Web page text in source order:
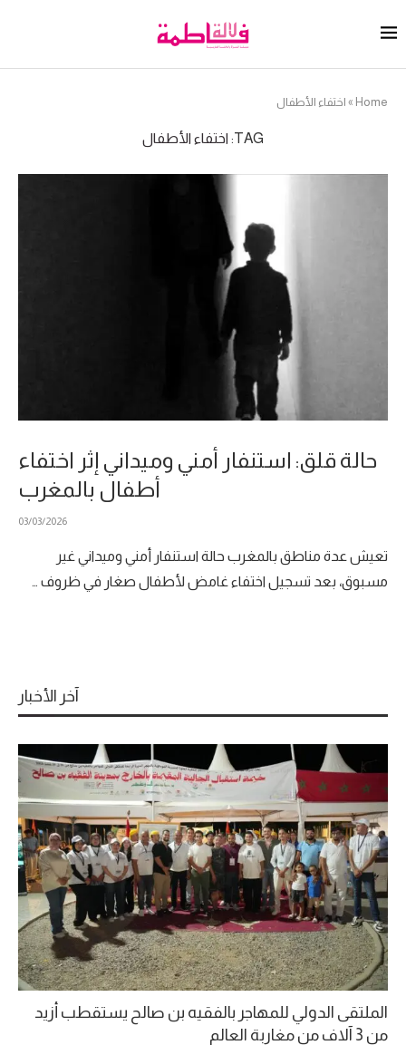
Home
» اختفاء الأطفال
TAG: اختفاء الأطفال
حالة قلق: استنفار أمني وميداني إثر اختفاء
أطفال بالمغرب
03/03/2026
تعيش عدة مناطق بالمغرب حالة استنفار أمني وميداني غير
مسبوق، بعد تسجيل اختفاء غامض لأطفال صغار في ظروف …
آخر الأخبار
الملتقى الدولي للمهاجر بالفقيه بن صالح يستقطب أزيد
من 3 آلاف من مغاربة العالم